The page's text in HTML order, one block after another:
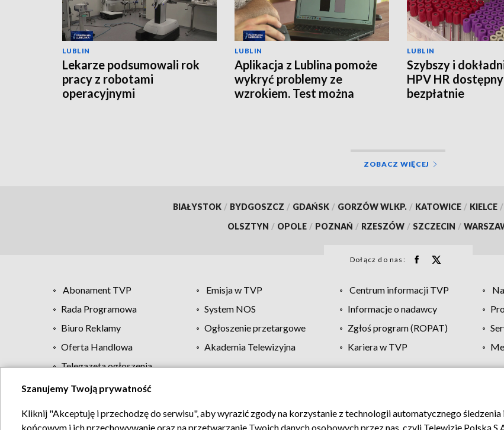
LUBLIN
Lekarze podsumowali rok
pracy z robotami
operacyjnymi
LUBLIN
Aplikacja z Lublina pomoże
wykryć problemy ze
wzrokiem. Test można
LUBLIN
Szybszy i
HPV HR dostępny
bezpłatnie
ZOBACZ WIĘCEJ
BIAŁYSTOK / BYDGOSZCZ / GDAŃSK / GORZÓW WLKP. / KATOWICE / KIELCE /
OLSZTYN / OPOLE / POZNAŃ / RZESZÓW / SZCZECIN /
Dołącz do nas:
Abonament TVP Emisja w TVP Centrum informacji TVP
Rada Programowa
System NOS Informacje o nadawcy
Biuro Reklamy
Ogłoszenie przetargowe Zgłoś program (ROPAT)
Oferta Handlowa
Akademia Telewizyjna Kariera w TVP
Telegazeta ogłoszenia
Regulamin TVP Polityka prywatności Moje zgody Pomoc
Szanujemy Twoją prywatność
Kliknij "Akceptuję i przechodzę do serwisu", aby wyrazić zgody na korzystanie z technologii automatycznego
końcowym i ich przechowywanie oraz na przetwarzanie Twoich danych osobowych przez nas, czyli Telewizję Polską